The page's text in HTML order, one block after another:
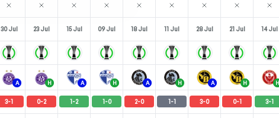
30 Jul 23 Jul 15 Jul 09 Jul 18 Jul 11 Jul 28 Jul 21 Jul 14 Jul
A H A H A H A H H
3-1 0-2 1-2 1-0 2-0 1-1 3-0 0-1 3-1